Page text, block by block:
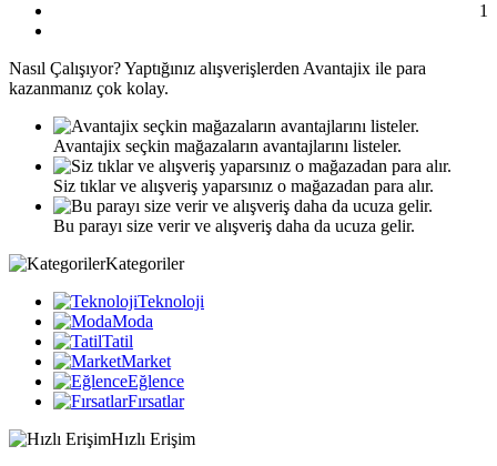
1
Nasıl Çalışıyor?Yaptığınız alışverişlerden Avantajix ile para
kazanmanız çok kolay.
Avantajix seçkin mağazaların avantajlarını listeler.
Siz tıklar ve alışveriş yaparsınız o mağazadan para alır.
Bu parayı size verir ve alışveriş daha da ucuza gelir.
Kategoriler
Teknoloji
Moda
Tatil
Market
Eğlence
Fırsatlar
Hızlı Erişim